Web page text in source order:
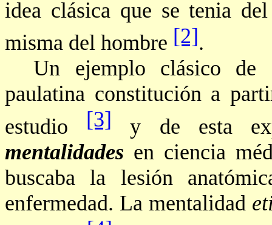
idea clásica que se tenia
misma del hombre [2].
Un ejemplo clásico de
paulatina constitución a
estudio [3] y de esta
mentalidades en ciencia
buscaba la lesión
enfermedad. La mentalidad